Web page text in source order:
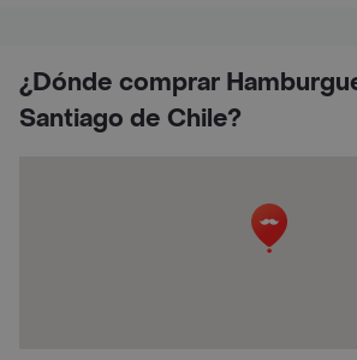
¿Dónde comprar
Santiago de Chile?